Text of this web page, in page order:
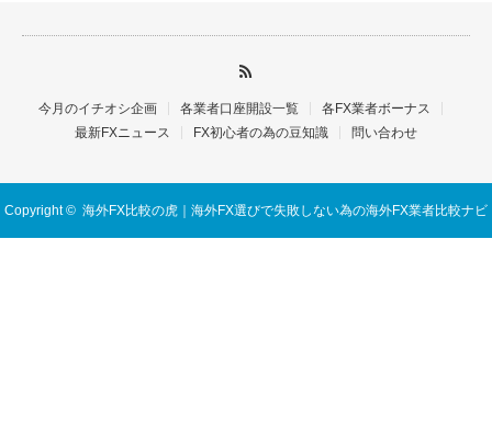
今月のイチオシ企画 各業者口座開設一覧
各FX業者ボーナス
最新FXニュース
FX初心者の為の豆知識 問い合わせ
Copyright © 海外FX比較の虎｜海外FX選びで失敗しない為の海外FX業者比較ナビ